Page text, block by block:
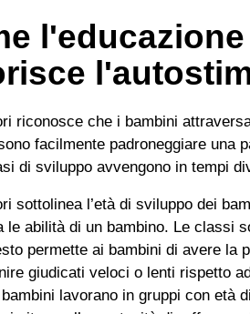
riconosce che i bambini
facilmente padroneggiare una
di sviluppo avvengono in tempi
sottolinea l’età di sviluppo dei
le abilità di un bambino. Le classi
permette ai bambini di avere la
giudicati veloci o lenti rispetto
lavorano in gruppi con età